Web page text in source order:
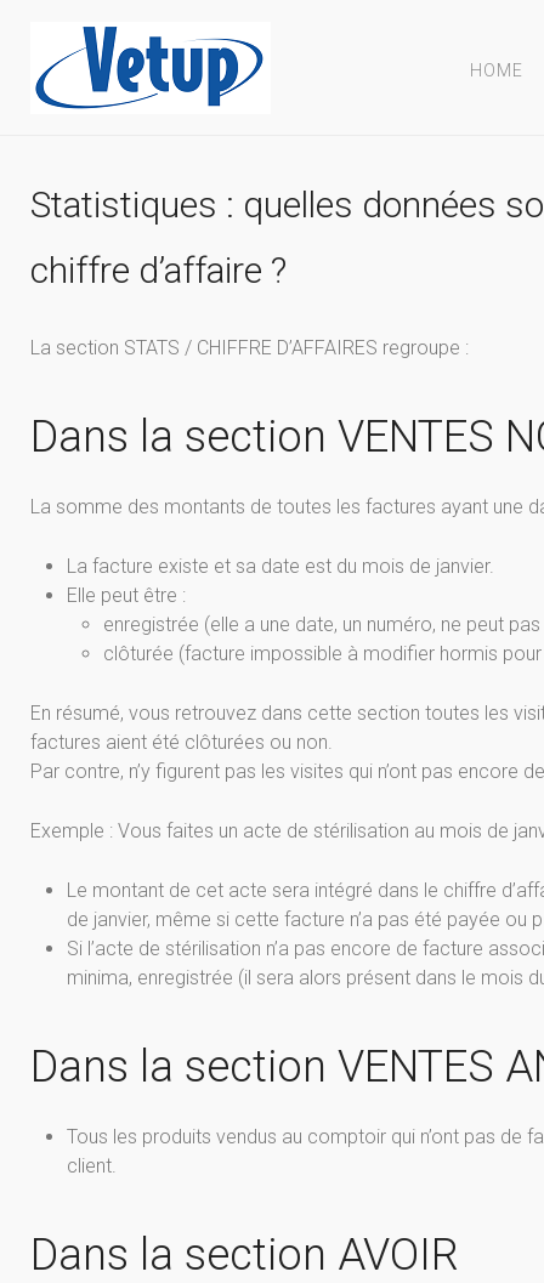
HOME
Statistiques : quelles données
chiffre d’affaire ?
La section STATS / CHIFFRE D’AFFAIRES regroupe :
Dans la section VENTES
La somme des montants de toutes les factures ayant une
La facture existe et sa date est du mois de janvier.
Elle peut être :
enregistrée (elle a une date, un numéro, ne peut
clôturée (facture impossible à modifier hormis
En résumé, vous retrouvez dans cette section toutes les
factures aient été clôturées ou non.
Par contre, n’y figurent pas les visites qui n’ont pas encore
Exemple : Vous faites un acte de stérilisation au mois de
Le montant de cet acte sera intégré dans le chiffre
de janvier, même si cette facture n’a pas été payée ou
Si l’acte de stérilisation n’a pas encore de facture
minima, enregistrée (il sera alors présent dans le mois
Dans la section VENTES
Tous les produits vendus au comptoir qui n’ont pas de
client.
Dans la section AVOIR